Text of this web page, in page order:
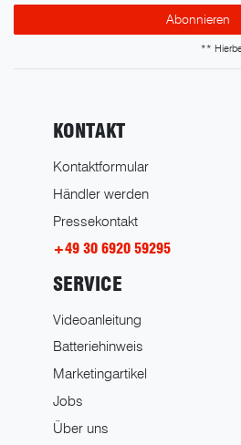
Abonnieren
**
KONTAKT
Kontaktformular
Händler werden
Pressekontakt
+49 30 6920 59295
SERVICE
Videoanleitung
Batteriehinweis
Marketingartikel
Jobs
Über uns